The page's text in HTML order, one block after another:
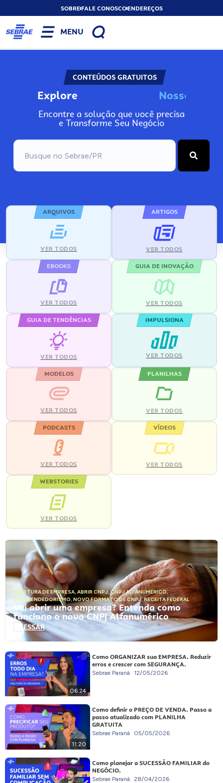
SOBREFALE CONOSCOENDEREÇOS
MENU
CONTEÚDOS GRATUITOS
Explore No
Encontre a solução que você precisa
e Transforme Seu Negócio
ARQUIVOS
VER TODOS
ARTIGOS
VER TODOS
EBOOKS
VER TODOS
GUIA DE INOVAÇÃO
VER TODOS
GUIA DE TENDÊNCIAS
VER TODOS
IMPULSIONA
VER TODOS
MODELOS
VER TODOS
PLANILHAS
VER TODOS
PODCASTS
VER TODOS
VÍDEOS
VER TODOS
WEBSTORIES
VER TODOS
ABERTURA DE EMPRESA, ABRIR CNPJ,CNPJ ALFANUMÉRICO,
EMPREENDEDORISMO, NOVO FORMATO DE CNPJ,RECEITA FEDERAL
Vai abrir uma empresa? Entenda como
funciona o novo CNPJ Alfanumérico
ACESSAR
06:24
Como ORGANIZAR sua EMPRESA. Reduzir
erros e crescer com SEGURANÇA.
Sebrae Paraná 12/05/2026
11:20
Como definir o PREÇO DE VENDA. Passo a
passo atualizado com PLANILHA
GRATUITA
Sebrae Paraná 05/05/2026
Como planejar a SUCESSÃO FAMILIAR do
NEGÓCIO.
Sebrae Paraná 28/04/2026